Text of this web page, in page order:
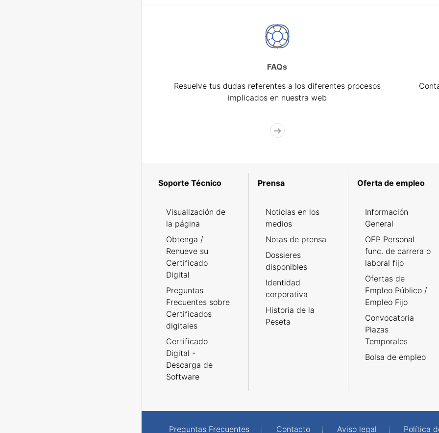
FAQs
Resuelve tus dudas referentes a los diferentes procesos
implicados en nuestra web
Soporte Técnico
Visualización de
la página
Obtenga /
Renueve su
Certificado
Digital
Preguntas
Frecuentes sobre
Certificados
digitales
Certificado
Digital -
Descarga de
Software
Prensa
Noticias en los
medios
Notas de prensa
Dossieres
disponibles
Identidad
corporativa
Historia de la
Peseta
Oferta de empleo
Información
General
OEP Personal
func. de carrera o
laboral fijo
Ofertas de
Empleo Público /
Empleo Fijo
Convocatoria
Plazas
Temporales
Bolsa de empleo
Preguntas Frecuentes Contacto Aviso legal Política